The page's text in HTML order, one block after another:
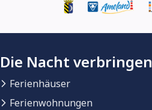
Die Nacht verbringen
Ferienhäuser
Ferienwohnungen